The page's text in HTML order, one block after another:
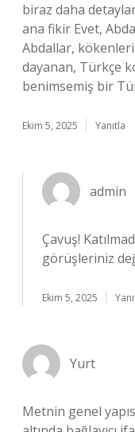
biraz daha
ana fikir Evet,
Abdallar, kökenleri
dayanan, Türkçe
benimsemiş bir
Ekim 5, 2025 Yanıtla
admin
Çavuş!
görüşleriniz
Ekim 5, 2025
Yurt
Metnin genel